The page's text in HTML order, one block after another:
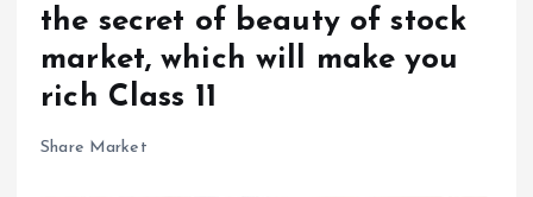
the secret of beauty of stock
market, which will make you
rich Class 11
Share Market